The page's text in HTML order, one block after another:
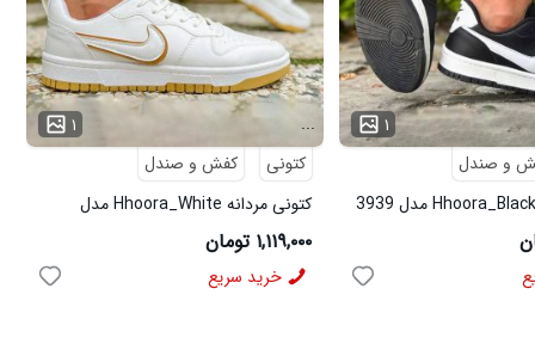
۱
و صندل
۱
...
کتونی
کفش و صندل
کتونی مردانه Hhoora_White مدل
3938
۱,۱۱۹,۰۰۰ تومان
خرید سریع